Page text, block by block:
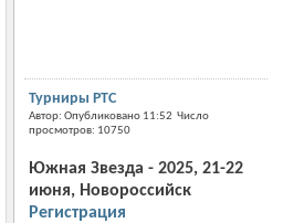
Турниры РТС
Автор: Опубликовано 11:52 Число
просмотров: 10750
Южная Звезда - 2025, 21-22
июня, Новороссийск
Регистрация